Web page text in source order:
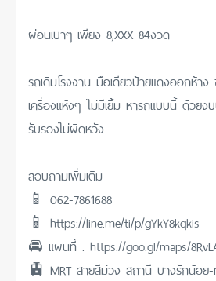
ผ่อนเบาๆ เพียง 8,XXX 84งวด
รถเดิมโรงงาน มือเดียวป้ายแดงออกห้า
เครื่องแห้งๆ ไม่มีเยิ้ม หารถแบบนี้ ด้วยง
รับรองไม่ผิดหวัง
สอบถามเพิ่มเติม
📱 062-7861688
📱 https://line.me/ti/p/gYkY8kqkis
🚘 แผนที่ : https://goo.gl/maps/
🚊 MRT สายสีม่วง สถานี บางรักน้อย